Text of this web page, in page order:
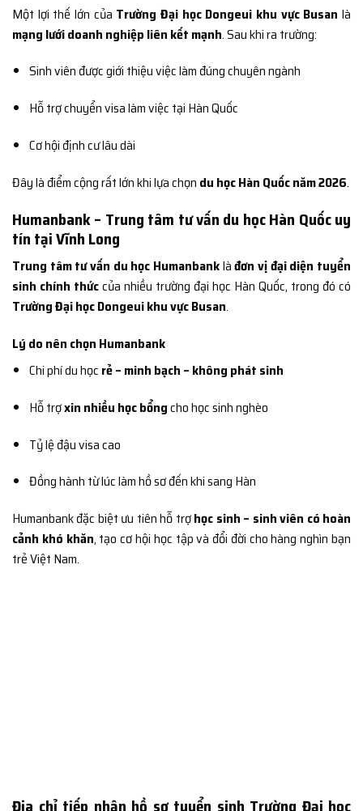
Một lợi thế lớn của Trường Đại học Dongeui khu vực Busan là
mạng lưới doanh nghiệp liên kết mạnh. Sau khi ra trường:
Sinh viên được giới thiệu việc làm đúng chuyên ngành
Hỗ trợ chuyển visa làm việc tại Hàn Quốc
Cơ hội định cư lâu dài
Đây là điểm cộng rất lớn khi lựa chọn du học Hàn Quốc năm 2026.
Humanbank – Trung tâm tư vấn du học Hàn Quốc uy
tín tại Vĩnh Long
Trung tâm tư vấn du học Humanbanklàđơn vị đại diện tuyển
sinh chính thứccủa nhiều trường đại học Hàn Quốc, trong đó có
Trường Đại học Dongeui khu vực Busan.
Lý do nên chọn Humanbank
Chi phí du học rẻ – minh bạch – không phát sinh
Hỗ trợxin nhiều học bổngcho học sinh nghèo
Tỷ lệ đậu visa cao
Đồng hành từ lúc làm hồ sơ đến khi sang Hàn
Humanbank đặc biệt ưu tiên hỗ trợhọc sinh – sinh viên có hoàn
cảnh khó khăn, tạo cơ hội học tập và đổi đời cho hàng nghìn bạn
trẻ Việt Nam.